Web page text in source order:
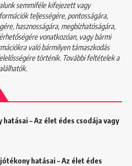
semmiféle kifejezett vagy
teljességére, pontosságára,
hasznosságára, megbízhatóságára,
vonatkozóan, vagy bármi
való bármilyen támaszkodás
történik. További feltételek a
– Az élet édes csodája vagy
hatásai – Az élet édes